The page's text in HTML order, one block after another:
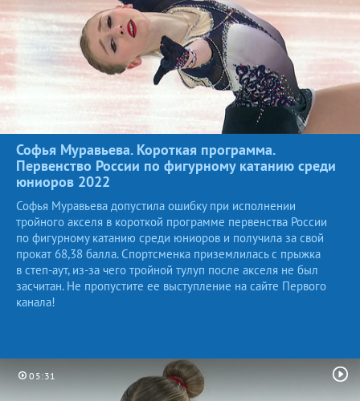
Софья Муравьева. Короткая программа.
Первенство России по фигурному катанию среди
юниоров 2022
Софья Муравьева допустила ошибку при исполнении
тройного акселя в короткой программе первенства России
по фигурному катанию среди юниоров и получила за свой
прокат 68,38 балла. Спортсменка приземлилась с прыжка
в степ-аут, из-за чего тройной тулуп после акселя не был
засчитан. Не пропустите ее выступление на сайте Первого
канала!
05:31